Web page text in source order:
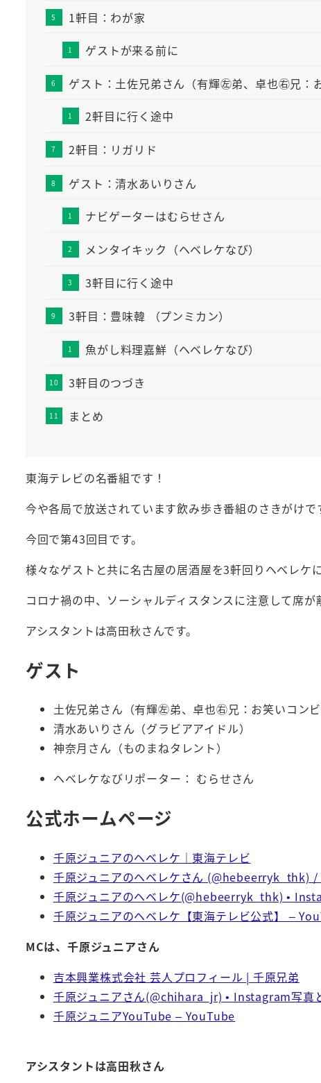
1軒目：わが家
ゲストが来る前に
ゲスト：土佐兄弟さん（有輝㊧弟、卓也㊨兄：
2軒目に行く途中
2軒目：リガリド
ゲスト：清水あいりさん
ナビゲーターはむらせさん
メンタイキック（ヘベレケなび）
3軒目に行く途中
3軒目：豊味韓 （プンミカン）
魚がし料理嘉鮮（ヘベレケなび）
3軒目のつづき
まとめ
東海テレビの名番組です！
今や各局で放送されています飲み歩き番組のさきがけで
今回で第43回目です。
様々なゲストと共に名古屋の居酒屋を3軒回りヘベレケに
コロナ禍の中、ソーシャルディスタンスに注意して席
アシスタントは高田秋さんです。
ゲスト
土佐兄弟さん（有輝㊧弟、卓也㊨兄：お笑いコンビ
清水あいりさん（グラビアアイドル）
神奈月さん（ものまねタレント）
ヘベレケなびリポーター： むらせさん
公式ホームページ
千原ジュニアのヘベレケ｜東海テレビ
千原ジュニアのヘベレケさん (@hebeerryk_thk)
千原ジュニアのヘベレケ(@hebeerryk_thk) •
千原ジュニアのヘベレケ【東海テレビ公式】 –
MCは、千原ジュニアさん
吉本興業株式会社 芸人プロフィール | 千原兄弟
千原ジュニアさん(@chihara_jr) • Instagram写真
千原ジュニアYouTube – YouTube
アシスタントは高田秋さん